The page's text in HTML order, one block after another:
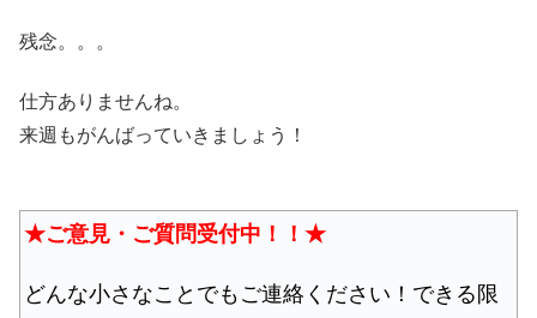
残念。。。
仕方ありませんね。
来週もがんばっていきましょう！
★ご意見・ご質問受付中！！★
どんな小さなことでもご連絡ください！できる限